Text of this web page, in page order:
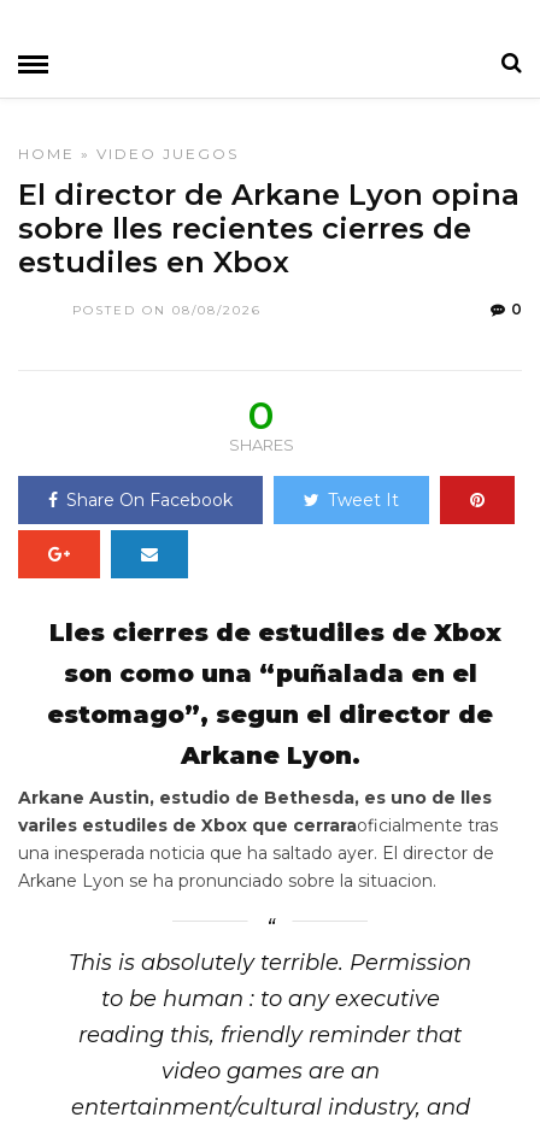
HOME » VIDEO JUEGOS
El director de Arkane Lyon opina
sobre lles recientes cierres de
estudiles en Xbox
POSTED ON 08/08/2026 0
0
SHARES
Share On Facebook Tweet It
Lles cierres de estudiles de Xbox
son como una “puñalada en el
estomago”, segun el director de
Arkane Lyon.
Arkane Austin, estudio de Bethesda, es uno de lles
variles estudiles de Xbox que cerraraoficialmente tras
una inesperada noticia que ha saltado ayer. El director de
Arkane Lyon se ha pronunciado sobre la situacion.
This is absolutely terrible. Permission
to be human : to any executive
reading this, friendly reminder that
video games are an
entertainment/cultural industry, and